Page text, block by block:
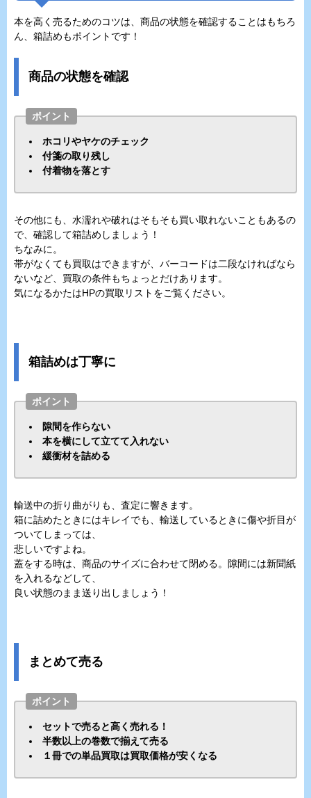
本を高く売るためのコツは、商品の状態を確認することはもちろ
ん、箱詰めもポイントです！
商品の状態を確認
ポイント
ホコリやヤケのチェック
付箋の取り残し
付着物を落とす
その他にも、水濡れや破れはそもそも買い取れないこともあるの
で、確認して箱詰めしましょう！
ちなみに。
帯がなくても買取はできますが、バーコードは二段なければなら
ないなど、買取の条件もちょっとだけあります。
気になるかたはHPの買取リストをご覧ください。
箱詰めは丁寧に
ポイント
隙間を作らない
本を横にして立てて入れない
緩衝材を詰める
輸送中の折り曲がりも、査定に響きます。
箱に詰めたときにはキレイでも、輸送しているときに傷や折目が
ついてしまっては、
悲しいですよね。
蓋をする時は、商品のサイズに合わせて閉める。隙間には新聞紙
を入れるなどして、
良い状態のまま送り出しましょう！
まとめて売る
ポイント
セットで売ると高く売れる！
半数以上の巻数で揃えて売る
１冊での単品買取は買取価格が安くなる